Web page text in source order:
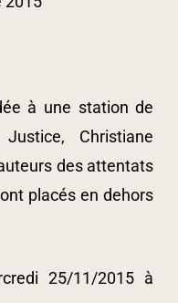
à une station de
Christiane
des attentats
placés en dehors
25/11/2015 à